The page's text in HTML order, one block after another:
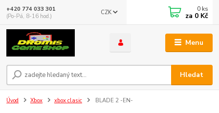
Menu
CZK
Hledat
+420 774 033 301
(Po-Pá, 8-16 hod.)
0 ks
za 0 Kč
Úvod Xbox xbox clasic BLADE 2 -EN-